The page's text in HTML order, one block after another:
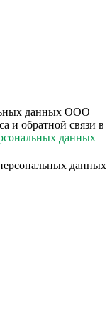
данных ООО
и обратной связи в
данных
данных